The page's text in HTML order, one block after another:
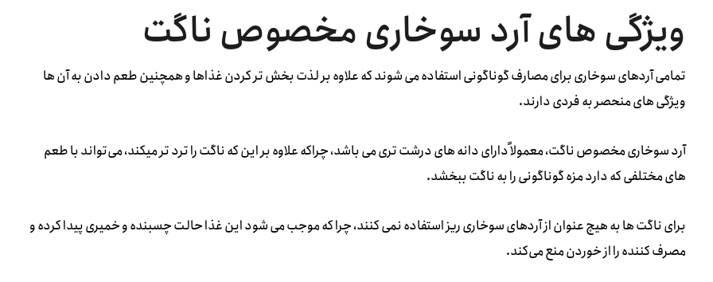
ویژگی های آرد سوخاری مخصوص ناگت
تمامی آردهای سوخاری برای مصارف گوناگونی استفاده می شوند که علاوه بر لذت بخش تر کردن غذاها و همچنین طعم دادن به آن ها
ویژگی های منحصر به فردی دارند.
آرد سوخاری مخصوص ناگت، معمولاً دارای دانه های درشت تری می باشد، چراکه علاوه بر این که ناگت را ترد تر میکند، می‌تواند با طعم
های مختلفی که دارد مزه گوناگونی را به ناگت ببخشد.
برای ناگت ها به هیچ عنوان از آردهای سوخاری ریز استفاده نمی کنند، چرا که موجب می شود این غذا حالت چسبنده و خمیری پیدا کرده و
مصرف کننده را از خوردن منع می‌کند.